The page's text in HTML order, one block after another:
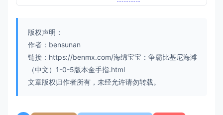
版权声明：
作者：bensunan
链接：https://benmx.com/海绵宝宝：争霸比基尼海滩
（中文）1-0-5版本金手指.html
文章版权归作者所有，未经允许请勿转载。